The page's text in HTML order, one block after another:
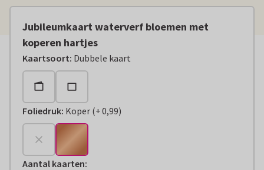
Jubileumkaart waterverf bloemen met
koperen hartjes
Kaartsoort: Dubbele kaart
Foliedruk: Koper (
+€ 0,99
+0,99)
Aantal kaarten: